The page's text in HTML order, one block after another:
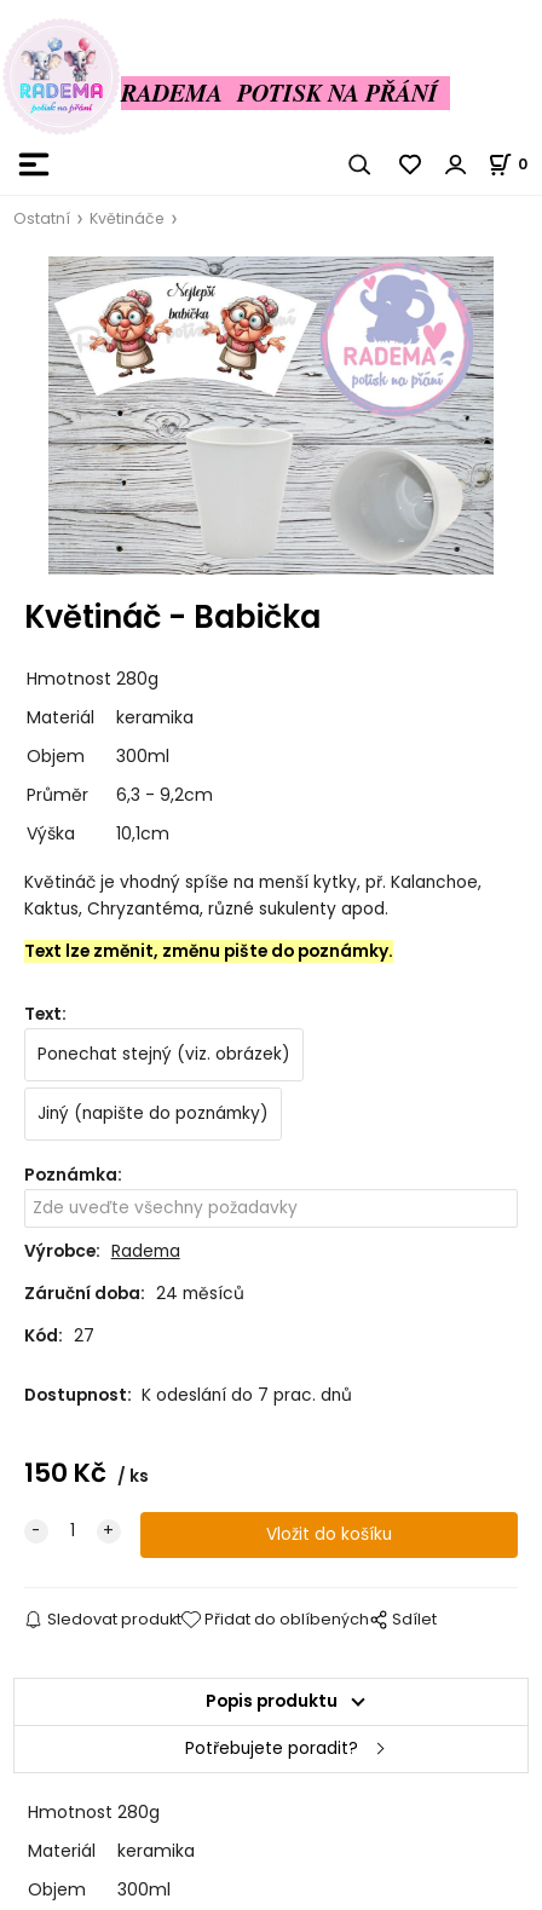
RADEMA POTISK NA PŘÁNÍ
0
Ostatní Květináče
Květináč - Babička
Hmotnost 280g
Materiál
keramika
Objem
300ml
Průměr
6,3 - 9,2cm
Výška
10,1cm
Květináč je vhodný spíše na menší kytky, př. Kalanchoe,
Kaktus, Chryzantéma, různé sukulenty apod.
Text lze změnit, změnu pište do poznámky.
Text:
Ponechat stejný (viz. obrázek)
Jiný (napište do poznámky)
Poznámka:
Výrobce: Radema
Záruční doba: 24 měsíců
Kód: 27
Dostupnost: K odeslání do 7 prac. dnů
150 Kč ks
Sledovat produkt Přidat do oblíbených Sdílet
Popis produktu
Potřebujete poradit?
Hmotnost 280g
Materiál
keramika
Objem
300ml